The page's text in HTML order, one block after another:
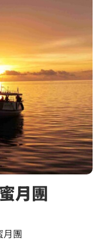
月團
團